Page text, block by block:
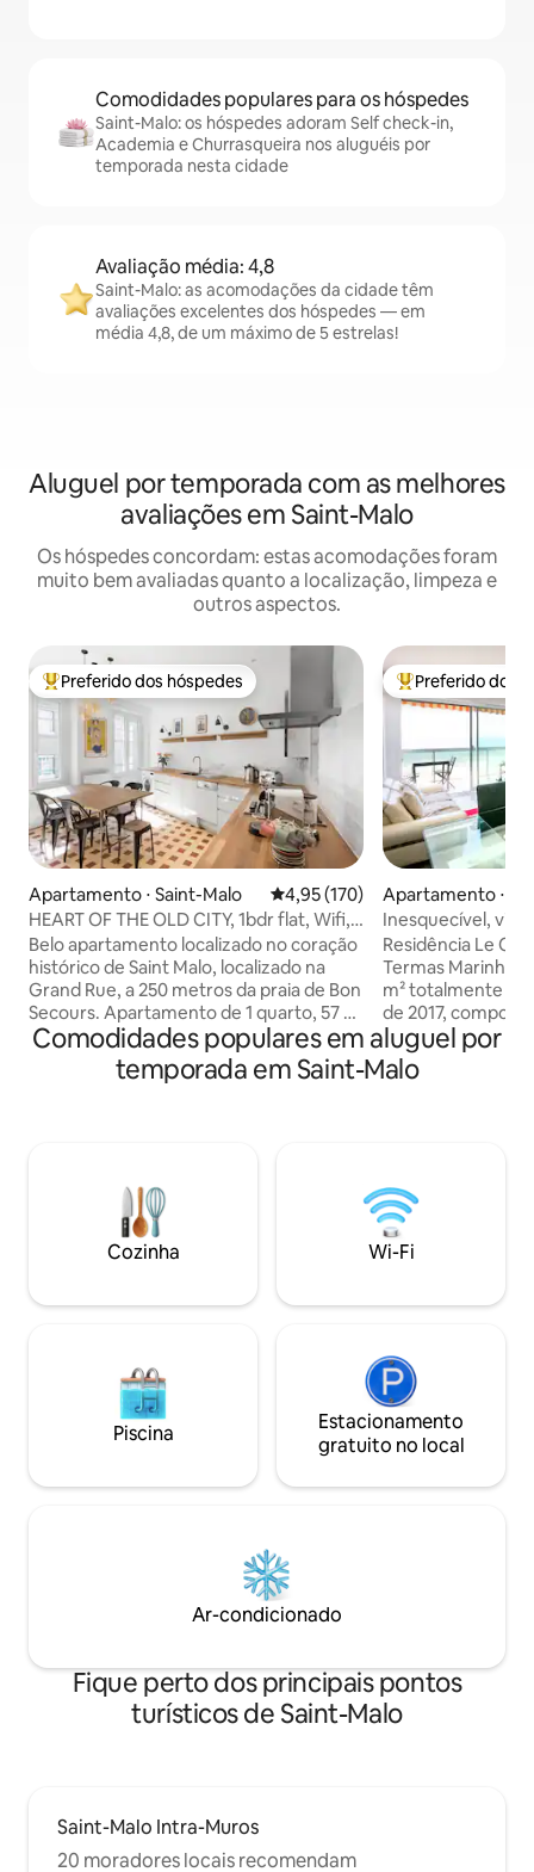
Comodidades populares para os hóspedes
Saint-Malo: os hóspedes adoram Self check-in,
Academia e Churrasqueira nos aluguéis por
temporada nesta cidade
Avaliação média: 4,8
Saint-Malo: as acomodações da cidade têm
avaliações excelentes dos hóspedes — em
média 4,8, de um máximo de 5 estrelas!
Aluguel por temporada com as melhores
avaliações em Saint-Malo
Os hóspedes concordam: estas acomodações foram
muito bem avaliadas quanto a localização, limpeza e
outros aspectos.
Entre os melhores preferidos dos hóspedes
Preferido dos hóspedes
Apartamento ⋅ Saint-Malo 4,95 de uma avaliação média de
4,95 (170)
HEART OF THE OLD CITY, 1bdr flat, Wifi,
Elevador
Belo apartamento localizado no coração
histórico de Saint Malo, localizado na
Grand Rue, a 250 metros da praia de Bon
Secours. Apartamento de 1 quarto, 57 m
² para 2 a 4 hóspedes. Wi-Fi gratuito,
lençóis e toalhas. Bem equipado para
uma família, incluindo criança ou bebê.
antigo dentro do elevador.
Estacionamento gratuito no pátio do
prédio (se houver espaço disponível)
Entre os
Preferido dos
Apartamento ⋅
Inesquecível,
tudo a pé, parque
Residência Le
Termas
m² totalmente
de 2017,
equipada aberta
vista para o mar,
para o mar, 1
praia de Saint
menos de 15
Muros e nas
Courtoisvilles.
Comodidades populares em aluguel por
temporada em Saint-Malo
Cozinha Wi-Fi
Piscina
Estacionamento
gratuito no local
Ar-condicionado
Fique perto dos principais pontos
turísticos de Saint-Malo
Saint-Malo Intra-Muros
20 moradores locais recomendam